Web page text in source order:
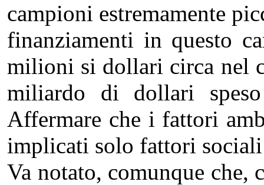
campioni estremamente
finanziamenti in questo
milioni si dollari circa nel
miliardo di dollari
Affermare che i fattori
implicati solo fattori sociali
Va notato, comunque che,